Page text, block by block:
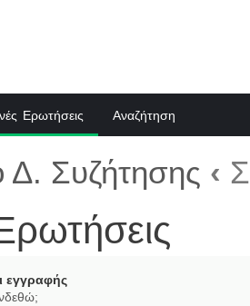
Ερωτήσεις Αναζήτηση
Δ. Συζήτησης ‹
εγγραφής